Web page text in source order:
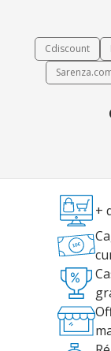
Cdiscount
+